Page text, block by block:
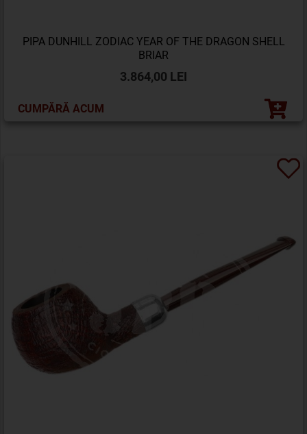
PIPA DUNHILL ZODIAC YEAR OF THE DRAGON SHELL
BRIAR
3.864,00 LEI
CUMPĂRĂ ACUM